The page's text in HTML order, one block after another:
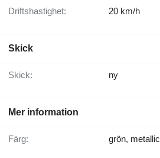
Driftshastighet: 20 km/h
Skick
Skick: ny
Mer information
Färg: grön, metallic